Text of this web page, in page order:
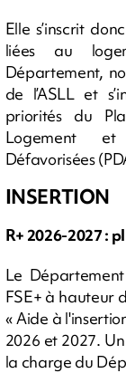
Elle s’inscrit
liées au
Département,
de l’ASLL et
priorités du
Logement et
Défavorisées
INSERTION
R+ 2026-2027 :
Le
FSE+ à hauteur
« Aide à
2026 et 2027.
la charge du